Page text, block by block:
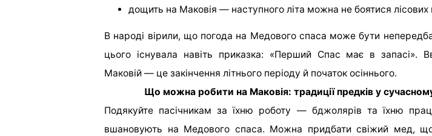
дощить на Маковія — наступного літа можна не боятися
В народі вірили, що погода на Медового спаса може бути
цього існувала навіть приказка: «Перший Спас має в запасі».
Маковій — це закінчення літнього періоду й початок осіннього.
Що можна робити на Маковія: традиції предків у сучасному
Подякуйте пасічникам за їхню роботу — бджолярів та їхню
вшановують на Медового спаса. Можна придбати свіжий мед,